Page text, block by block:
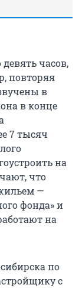
часов,
повторяя
в
в конце
7 тысяч
на
что
—
фонда» и
на
по
с